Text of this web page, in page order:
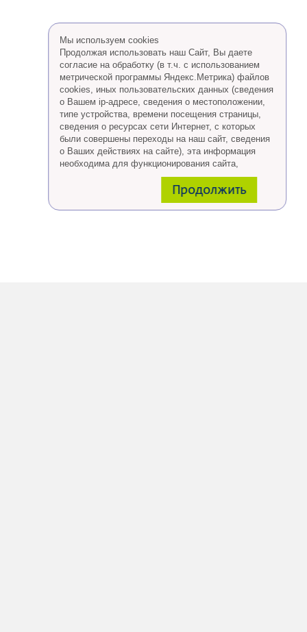
Мы используем cookies
Продолжая использовать наш Сайт, Вы даете
согласие на обработку (в т.ч. с использованием
метрической программы Яндекс.Метрика) файлов
cookies, иных пользовательских данных (сведения
о Вашем ip-адресе, сведения о местоположении,
типе устройства, времени посещения страницы,
сведения о ресурсах сети Интернет, с которых
были совершены переходы на наш сайт, сведения
о Ваших действиях на сайте), эта информация
необходима для функционирования сайта,
проведения ретаргетинга, а также статистических
Eсли Вы согласны, продолжайте пользоваться
сайтом, если Вы не хотите, чтобы Ваши данные
Продолжить